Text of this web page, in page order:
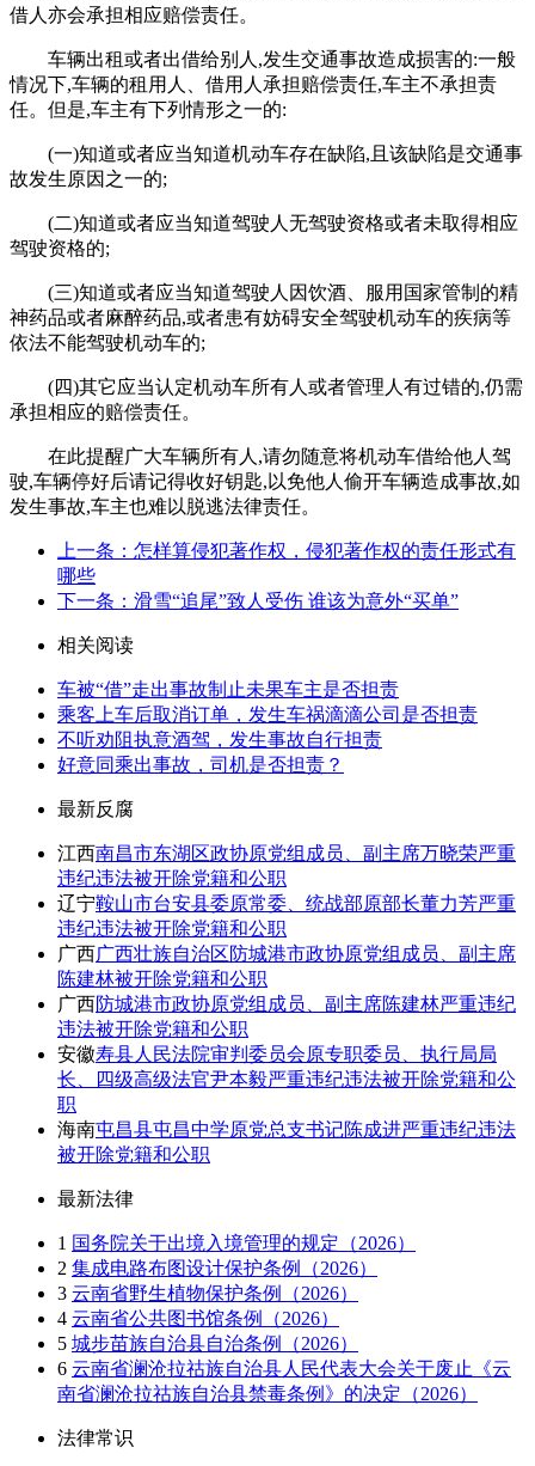
借人亦会承担相应赔偿责任。
车辆出租或者出借给别人,发生交通事故造成损害的:一般
情况下,车辆的租用人、借用人承担赔偿责任,车主不承担责
任。但是,车主有下列情形之一的:
(一)知道或者应当知道机动车存在缺陷,且该缺陷是交通事
故发生原因之一的;
(二)知道或者应当知道驾驶人无驾驶资格或者未取得相应
驾驶资格的;
(三)知道或者应当知道驾驶人因饮酒、服用国家管制的精
神药品或者麻醉药品,或者患有妨碍安全驾驶机动车的疾病等
依法不能驾驶机动车的;
(四)其它应当认定机动车所有人或者管理人有过错的,仍需
承担相应的赔偿责任。
在此提醒广大车辆所有人,请勿随意将机动车借给他人驾
驶,车辆停好后请记得收好钥匙,以免他人偷开车辆造成事故,如
发生事故,车主也难以脱逃法律责任。
上一条：怎样算侵犯著作权，侵犯著作权的责任形式有
哪些
下一条：滑雪“追尾”致人受伤 谁该为意外“买单”
相关阅读
车被“借”走出事故制止未果车主是否担责
乘客上车后取消订单，发生车祸滴滴公司是否担责
不听劝阻执意酒驾，发生事故自行担责
好意同乘出事故，司机是否担责？
最新反腐
江西南昌市东湖区政协原党组成员、副主席万晓荣严重
违纪违法被开除党籍和公职
辽宁鞍山市台安县委原常委、统战部原部长董力芳严重
违纪违法被开除党籍和公职
广西广西壮族自治区防城港市政协原党组成员、副主席
陈建林被开除党籍和公职
广西防城港市政协原党组成员、副主席陈建林严重违纪
违法被开除党籍和公职
安徽寿县人民法院审判委员会原专职委员、执行局局
长、四级高级法官尹本毅严重违纪违法被开除党籍和公
职
海南屯昌县屯昌中学原党总支书记陈成进严重违纪违法
被开除党籍和公职
最新法律
1 国务院关于出境入境管理的规定（2026）
2 集成电路布图设计保护条例（2026）
3 云南省野生植物保护条例（2026）
4 云南省公共图书馆条例（2026）
5 城步苗族自治县自治条例（2026）
6 云南省澜沧拉祜族自治县人民代表大会关于废止《云
南省澜沧拉祜族自治县禁毒条例》的决定（2026）
法律常识